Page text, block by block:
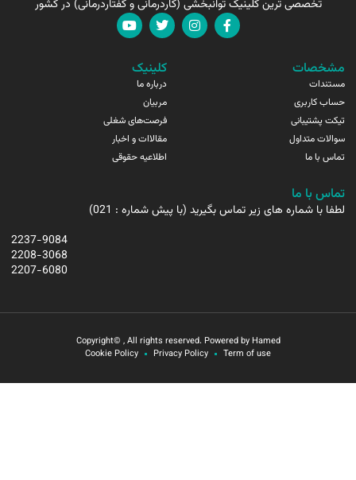
تخصصی ترین کلینیک توانبخشی (کاردرمانی و گفتاردرمانی) در کشور
مشخصات
مستندات
حساب کاربری
تیکت پشتیبانی
سوالات متداول
تماس با ما
کلینیک
درباره ما
مربیان
فرصت‌های شغلی
مقالاات و اخبار
اطلاعیه حقوقی
تماس با ما
لطفا با شماره های زیر تماس بگیرید (با پیش شماره : 021)
2237-9084
2208-3068
2207-6080
Copyright© , All rights reserved. Powered by Hamed
Term of use
Privacy Policy
Cookie Policy